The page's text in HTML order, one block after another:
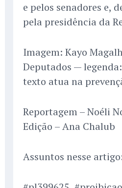
e pelos senadores e,
pela presidência da
Imagem: Kayo
Deputados —
texto atua na
Reportagem – Noéli
Edição – Ana Chalub
Assuntos nesse